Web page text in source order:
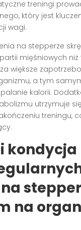
treningi
który jest
wagi.
na stepperze
mięśniowych
większe
a tym
kalorii.
utrzymuje
treningu,
kondycja
na